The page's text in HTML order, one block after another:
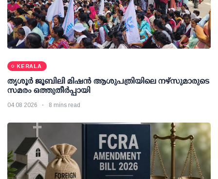
KERALA
തൃശൂര്‍ ജൂബിലി മിഷന്‍ ആശുപത്രിയിലെ നഴ്സുമാരുടെ
സമരം ഒത്തുതീര്‍പ്പായി
04 08 2026 8 mins read